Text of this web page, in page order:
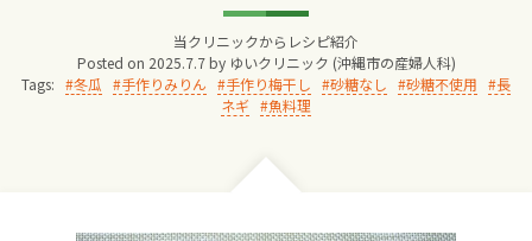
当クリニックからレシピ紹介
Posted on 2025.7.7 by ゆいクリニック (沖縄市の産婦人科)
Tags:
冬瓜 手作りみりん 手作り梅干し 砂糖なし 砂糖不使用
長
ネギ
魚料理
院長からのごあいさつ